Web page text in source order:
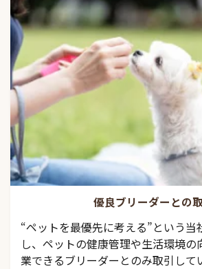
優良ブリーダーとの
“ペットを最優先に考える”という当
し、ペットの健康管理や生活環境の
業できるブリーダーとのみ取引して